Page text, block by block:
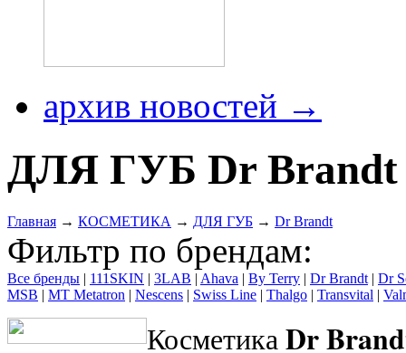
архив новостей →
ДЛЯ ГУБ Dr Brandt
Главная → КОСМЕТИКА → ДЛЯ ГУБ → Dr Brandt
Фильтр по брендам:
Все бренды | 111SKIN | 3LAB | Ahava | By Terry | Dr Brandt | Dr
MSB | MT Metatron | Nescens | Swiss Line | Thalgo | Transvital |
КосметикаDr